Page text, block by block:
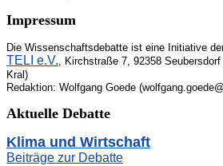
Impressum
Die Wissenschaftsdebatte ist eine Initiative
TELI e.V., Kirchstraße 7, 92358
Kral)
Redaktion: Wolfgang Goede
Aktuelle Debatte
Klima und Wirtschaft
Beiträge zur Debatte